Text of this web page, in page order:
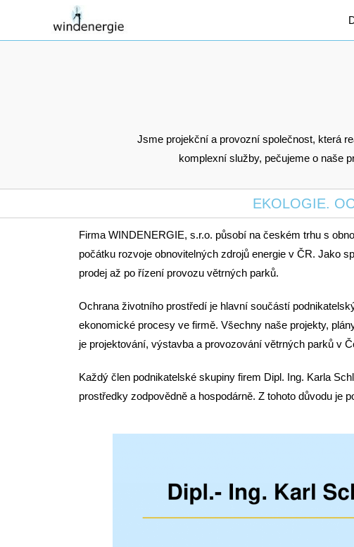
Jsme projekční a provozní společnost, která
komplexní služby, pečujeme o naše
EKOLOGIE.
Firma WINDENERGIE, s.r.o. působí na českém trhu s
počátku rozvoje obnovitelných zdrojů energie v ČR. Jako
prodej až po řízení provozu větrných parků.
Ochrana životního prostředí je hlavní součástí
ekonomické procesy ve firmě. Všechny naše projekty,
je projektování, výstavba a provozování větrných parků v
Každý člen podnikatelské skupiny firem Dipl. Ing. Karla
prostředky zodpovědně a hospodárně. Z tohoto důvodu je